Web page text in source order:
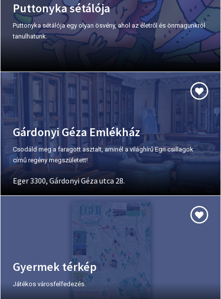
Puttonyka sétálója
Puttonyka sétálója egy olyan ösvény, ahol az életről és önmagunkról
tanulhatunk.
Gárdonyi Géza Emlékház
Csodáld meg a faragott asztalt, aminél a világhírű Egri csillagok
című regény megszületett!
Eger 3300, Gárdonyi Géza utca 28.
Gyermek térkép
Játékos városfelfedezés.